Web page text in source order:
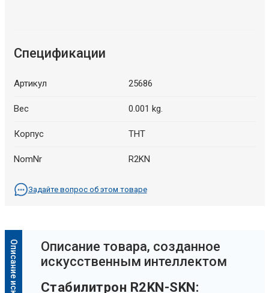
Спецификации
Артикул 25686
Вес 0.001 kg.
Корпус THT
NomNr R2KN
Задайте вопрос об этом товаре
Oписание товара, созданное
искусственным интеллектом
Стабилитрон R2KN-SKN: